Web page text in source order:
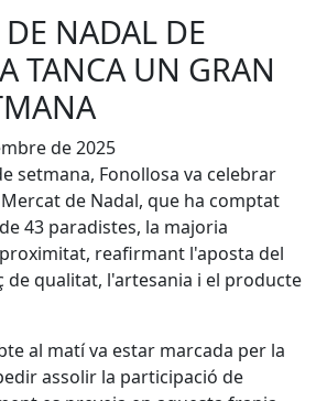
NADAL DE
TANCA UN GRAN
de 2025
setmana, Fonollosa va celebrar
de Nadal, que ha comptat
43 paradistes, la majoria
reafirmant l'aposta del
de qualitat, l'artesania i el producte
al matí va estar marcada per la
assolir la participació de